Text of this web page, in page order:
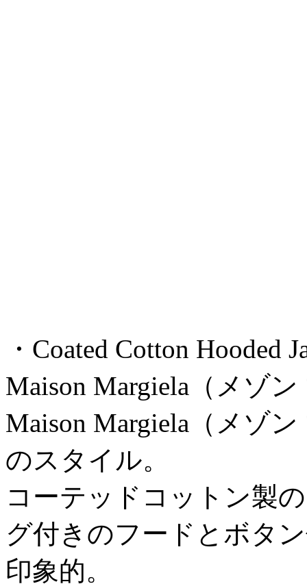
・Coated Cotton
Maison Margiela（メゾ
Maison Margiela（メゾ
のスタイル。
コーテッドコットン製
グ付きのフードとボタ
印象的。